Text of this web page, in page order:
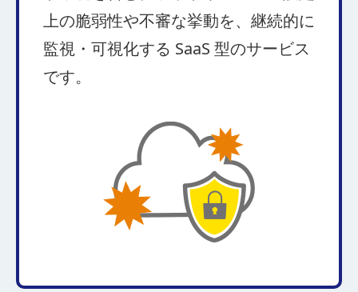
上の脆弱性や不審な挙動を、継続的に
監視・可視化する SaaS 型のサービス
です。